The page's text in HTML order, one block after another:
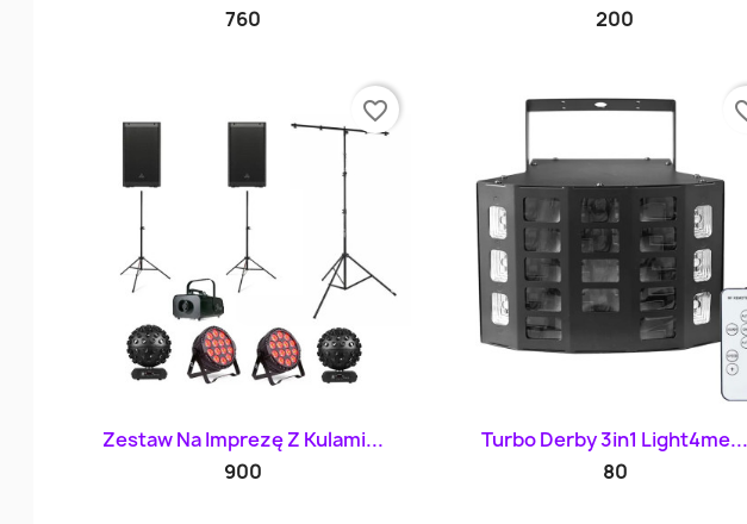
760
200
Szybki podgląd
Zestaw Na Imprezę Z Kulami...
900
favorite_border
Szybki podgląd
Turbo Derby 3in1 Light4me...
80